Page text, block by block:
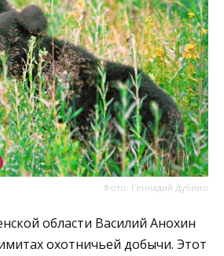
Фото: Геннадий Дубино
области Василий Анохин
охотничьей добычи. Этот